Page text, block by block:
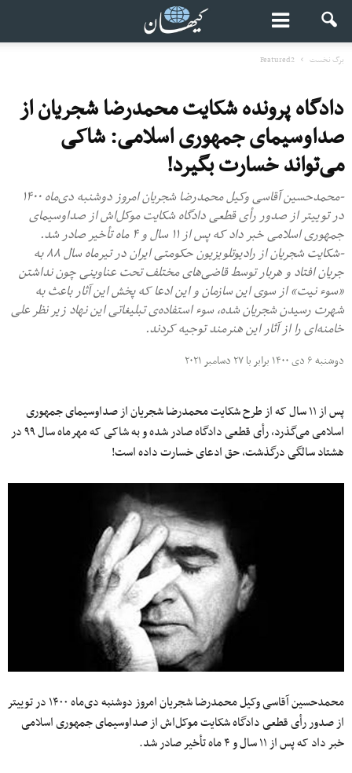
برگ نخست Featured2
دادگاه پرونده شکایت محمدرضا شجریان از
صدا‌وسیمای جمهوری اسلامی: شاکی
می‌تواند خسارت بگیرد!
-محمدحسین آقاسی وکیل محمدرضا شجریان امروز دوشنبه دی‌ماه ۱۴۰۰
در توییتر از صدور رأی قطعی دادگاه شکایت موکل‌اش از صداوسیمای
جمهوری اسلامی خبر داد که پس از ۱۱ سال و ۴ ماه تأخیر صادر شد.
-شکایت شجریان از رادیوتلویزیون حکومتی ایران در تیرماه سال ۸۸ به
جریان افتاد و هربار توسط قاضی‌های مختلف تحت عناوینی چون نداشتن
«سوء نیت» از سوی این سازمان و این ادعا که پخش این آثار باعث به
شهرت رسیدن شجریان شده، سوء استفاده‌ی تبلیغاتی این نهاد زیر نظر علی
خامنه‌ای را از آثار این هنرمند توجیه کردند.
دوشنبه ۶ دی ۱۴۰۰ برابر با ۲۷ دسامبر ۲۰۲۱
پس از ۱۱ سال که از طرح شکایت محمدرضا شجریان از صداوسیمای جمهوری
اسلامی می‌گذرد، رأی قطعی دادگاه صادر شده و به شاکی که مهرماه سال ۹۹ در
هشتاد سالگی درگذشت، حق ادعای خسارت داده است!
محمدحسین آقاسی وکیل محمدرضا شجریان امروز دوشنبه دی‌ماه ۱۴۰۰ در توییتر
از صدور رأی قطعی دادگاه شکایت موکل‌اش از صداوسیمای جمهوری اسلامی
خبر داد که پس از ۱۱ سال و ۴ ماه تأخیر صادر شد.